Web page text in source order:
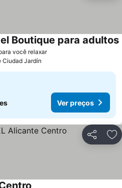
você relaxar
Boutique para adultos
Ciudad Jardín
Ver preços
Partilhar